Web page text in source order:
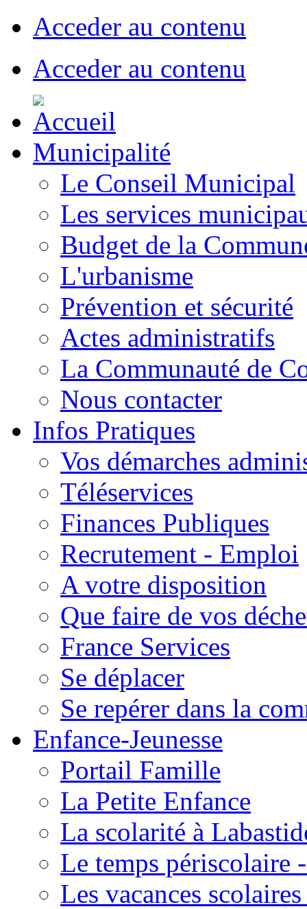
Acceder au contenu
Acceder au contenu
Municipalité
Le Conseil Municipal
Les services
Budget de la
L'urbanisme
Prévention et sécurité
Actes administratifs
La Communauté de
Nous contacter
Infos Pratiques
Vos démarches
Téléservices
Finances Publiques
Recrutement - Emploi
A votre disposition
Que faire de vos
France Services
Se déplacer
Se repérer dans la
Enfance-Jeunesse
Portail Famille
La Petite Enfance
La scolarité à
Le temps périscolaire
Les vacances